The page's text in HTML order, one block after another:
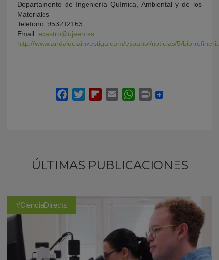
Departamento de Ingeniería Química, Ambiental y de los
Materiales
Teléfono: 953212163
Email: ecastro@ujaen.es
http://www.andaluciainvestiga.com/espanol/noticias/5/
ÚLTIMAS PUBLICACIONES
#CienciaDirecta